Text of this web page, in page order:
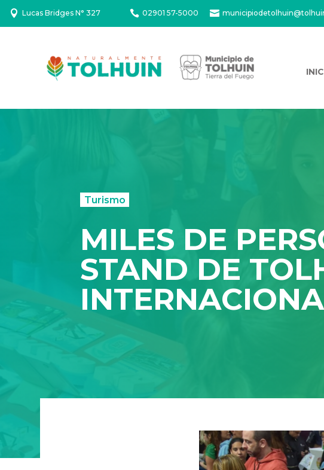
 Lucas Bridges N° 327  02901 57-5000 
Turismo
MILES DE
STAND DE